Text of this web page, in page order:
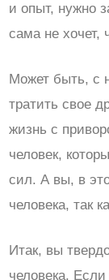
и опыт, нужно
сама не хочет,
Может быть, с
тратить свое
жизнь с
человек,
сил. А вы, в
человека, так
Итак, вы
человека.